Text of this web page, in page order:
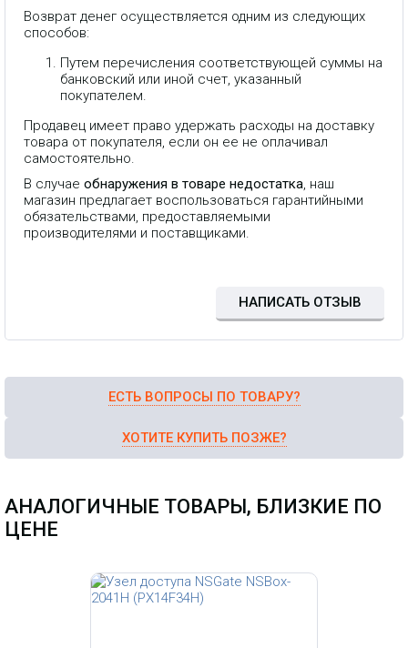
Возврат денег осуществляется одним из следующих
способов:
Путем перечисления соответствующей суммы на
банковский или иной счет, указанный
покупателем.
Продавец имеет право удержать расходы на доставку
товара от покупателя, если он ее не оплачивал
самостоятельно.
В случае обнаружения в товаре недостатка , наш
магазин предлагает воспользоваться гарантийными
обязательствами, предоставляемыми
производителями и поставщиками.
НАПИСАТЬ ОТЗЫВ
ЕСТЬ ВОПРОСЫ ПО ТОВАРУ?
ХОТИТЕ КУПИТЬ ПОЗЖЕ?
АНАЛОГИЧНЫЕ ТОВАРЫ, БЛИЗКИЕ ПО
ЦЕНЕ